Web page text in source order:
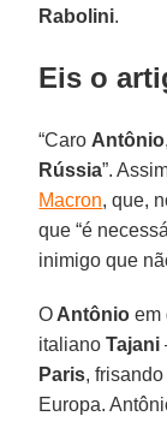
Rabolini.
Eis o
“Caro Antônio
Rússia”.
Macron, que,
que “é
inimigo que
O Antônio em
italianoTajani
Paris,
Europa.